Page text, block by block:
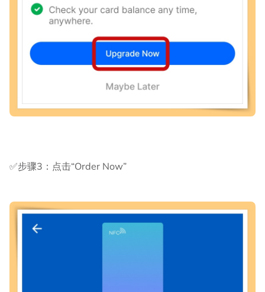
✅步骤3：点击“Order Now”